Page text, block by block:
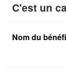
C'est un
Nom du